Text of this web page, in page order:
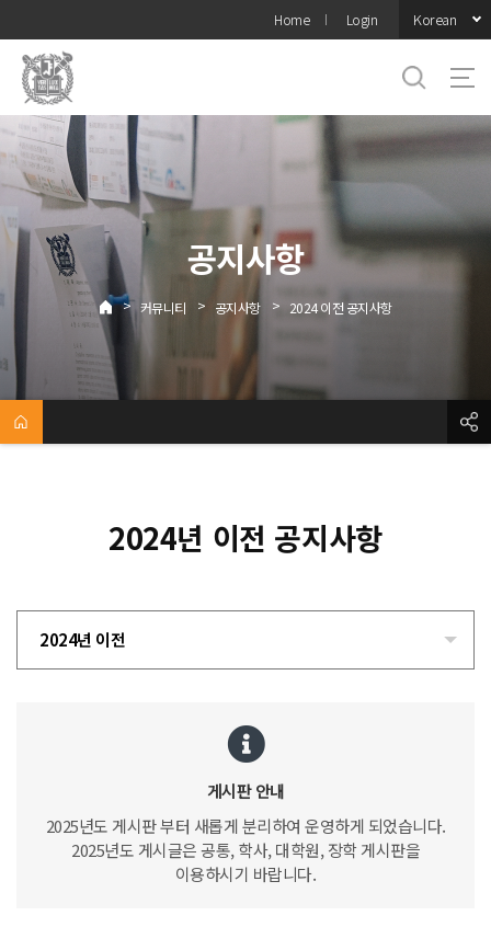
메뉴
Home Login Korean
공지사항
> 커뮤니티 > 공지사항 > 2024 이전 공지사항
2024년 이전 공지사항
2024년 이전
게시판 안내
2025년도 게시판 부터 새롭게 분리하여 운영하게 되었습니다.
2025년도 게시글은 공통, 학사, 대학원, 장학 게시판을
이용하시기 바랍니다.